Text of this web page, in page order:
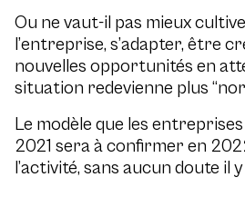
Ou ne vaut-il pas mieux
l’entreprise, s’adapter, être
nouvelles opportunités en
situation redevienne plus
Le modèle que les
2021 sera à confirmer en
l’activité, sans aucun doute il y